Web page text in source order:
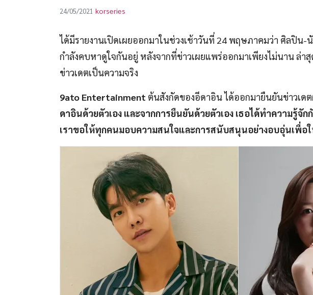
24/05/2021 korseries
ได้มีรายงานเปิดเผยออกมาในช่วงเช้าวันที่ 24 พฤษภาคมว่า ศิลปิน-
กำลังคบหาดูใจกันอยู่ หลังจากที่ข่าวเผยแพร่ออกมาเพียงไม่นาน ล่
ข่าวเดตเป็นความจริง
9ato Entertainment ต้นสังกัดของอีดาอิน ได้ออกมายืนยันข่าวเด
ดาอินด้วยตัวเอง และจากการยืนยันด้วยตัวเอง เธอได้ทำความรู้จั
เราขอให้ทุกคนมอบความสนใจและการสนับสนุนอย่างอบอุ่นเพื่อ